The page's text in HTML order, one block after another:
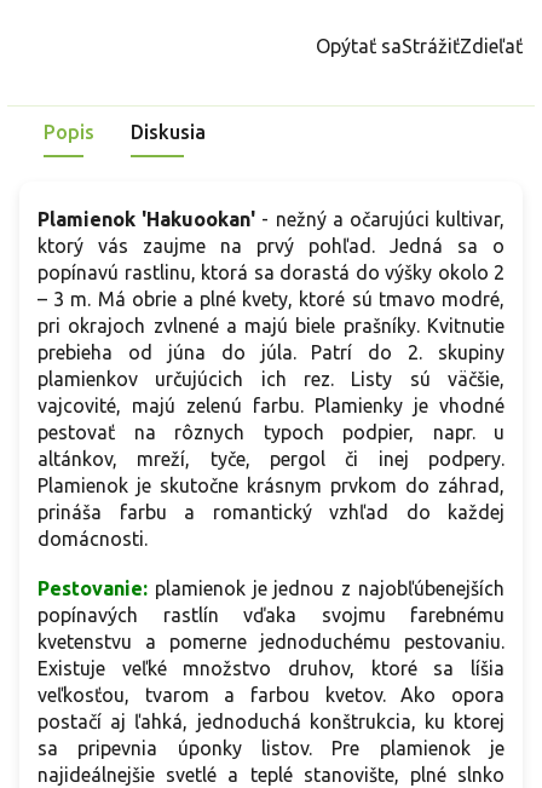
Opýtať saStrážiťZdieľať
Popis Diskusia
Plamienok 'Hakuookan' - nežný a očarujúci kultivar,
ktorý vás zaujme na prvý pohľad. Jedná sa o
popínavú rastlinu, ktorá sa dorastá do výšky okolo 2
– 3 m. Má obrie a plné kvety, ktoré sú tmavo modré,
pri okrajoch zvlnené a majú biele prašníky. Kvitnutie
prebieha od júna do júla. Patrí do 2. skupiny
plamienkov určujúcich ich rez. Listy sú väčšie,
vajcovité, majú zelenú farbu. Plamienky je vhodné
pestovať na rôznych typoch podpier, napr. u
altánkov, mreží, tyče, pergol či inej podpery.
Plamienok je skutočne krásnym prvkom do záhrad,
prináša farbu a romantický vzhľad do každej
domácnosti.
Pestovanie: plamienok je jednou z najobľúbenejších
popínavých rastlín vďaka svojmu farebnému
kvetenstvu a pomerne jednoduchému pestovaniu.
Existuje veľké množstvo druhov, ktoré sa líšia
veľkosťou, tvarom a farbou kvetov. Ako opora
postačí aj ľahká, jednoduchá konštrukcia, ku ktorej
sa pripevnia úponky listov. Pre plamienok je
najideálnejšie svetlé a teplé stanovište, plné slnko